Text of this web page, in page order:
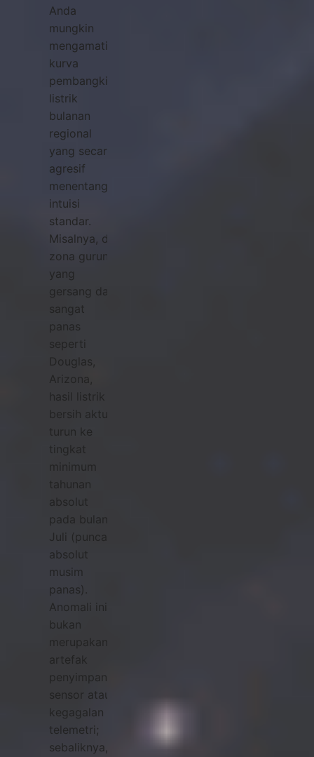
Anda
mungkin
mengamati
kurva
pembangkitan
listrik
bulanan
regional
yang secara
agresif
menentang
intuisi
standar.
Misalnya, di
zona gurun
yang
gersang dan
sangat
panas
seperti
Douglas,
Arizona,
hasil listrik
bersih aktual
turun ke
tingkat
minimum
tahunan
absolut
pada bulan
Juli (puncak
absolut
musim
panas).
Anomali ini
bukan
merupakan
artefak
penyimpangan
sensor atau
kegagalan
telemetri;
sebaliknya,